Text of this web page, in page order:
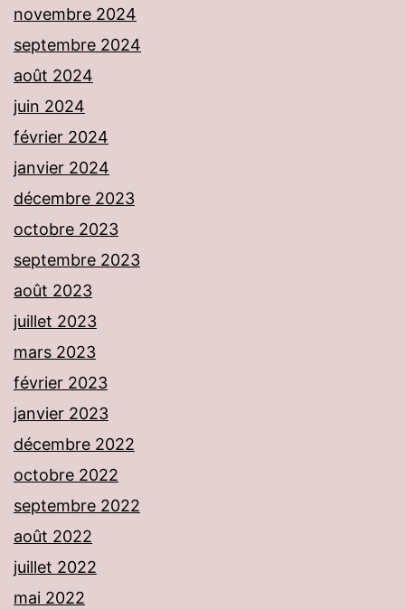
novembre 2024
septembre 2024
août 2024
juin 2024
février 2024
janvier 2024
décembre 2023
octobre 2023
septembre 2023
août 2023
juillet 2023
mars 2023
février 2023
janvier 2023
décembre 2022
octobre 2022
septembre 2022
août 2022
juillet 2022
mai 2022